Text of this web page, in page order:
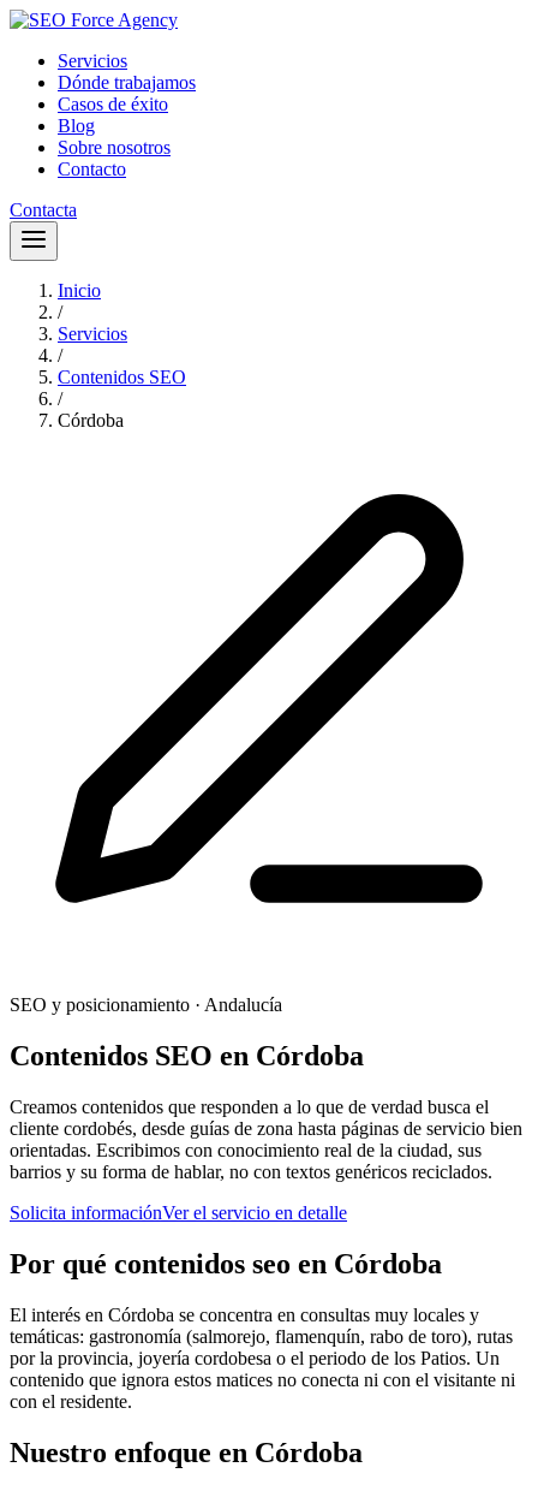
Servicios
Dónde trabajamos
Casos de éxito
Blog
Sobre nosotros
Contacto
Contacta
Inicio
/
Servicios
/
Contenidos SEO
/
Córdoba
SEO y posicionamiento · Andalucía
Contenidos SEO en Córdoba
Creamos contenidos que responden a lo que de verdad busca el
cliente cordobés, desde guías de zona hasta páginas de servicio bien
orientadas. Escribimos con conocimiento real de la ciudad, sus
barrios y su forma de hablar, no con textos genéricos reciclados.
Solicita informaciónVer el servicio en detalle
Por qué contenidos seo en Córdoba
El interés en Córdoba se concentra en consultas muy locales y
temáticas: gastronomía (salmorejo, flamenquín, rabo de toro), rutas
por la provincia, joyería cordobesa o el periodo de los Patios. Un
contenido que ignora estos matices no conecta ni con el visitante ni
con el residente.
Nuestro enfoque en Córdoba